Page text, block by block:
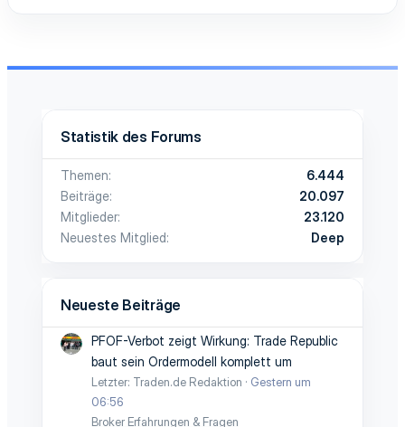
Statistik des Forums
Themen
6.444
Beiträge
20.097
Mitglieder
23.120
Neuestes Mitglied
Deep
Neueste Beiträge
PFOF-Verbot zeigt Wirkung: Trade Republic
baut sein Ordermodell komplett um
Letzter: Traden.de Redaktion
Gestern um
06:56
Broker Erfahrungen & Fragen